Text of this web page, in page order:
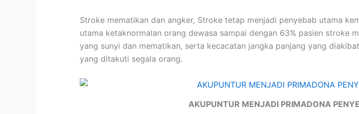
Stroke mematikan dan angker, Stroke tetap menjadi penyebab utama
utama ketaknormalan orang dewasa sampai dengan 63% pasien
yang sunyi dan mematikan, serta kecacatan jangka panjang yang
yang ditakuti segala orang.
AKUPUNTUR MENJADI PRIMADONA